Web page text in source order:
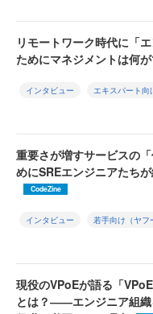
リモートワーク時代に「
ためにマネジメントは何
インタビュー エキスパート向
重要さが増すサービスの
めにSREエンジニアたち
CodeZine
インタビュー 若手向け（ヤフ
現役のVPoEが語る「
とは？――エンジニア組織